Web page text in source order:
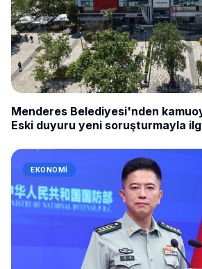
Menderes Belediyesi'nden
Eski duyuru yeni soruşturmayla
EKONOMI